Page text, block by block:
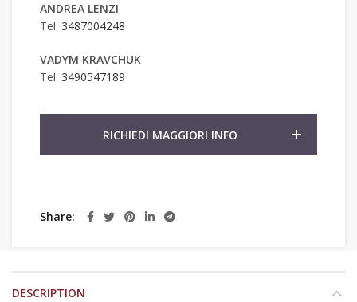
ANDREA LENZI
Tel: 3487004248
VADYM KRAVCHUK
Tel: 3490547189
RICHIEDI MAGGIORI INFO
Share
DESCRIPTION